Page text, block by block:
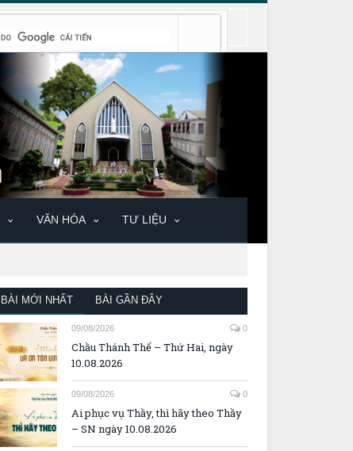
VĂN HÓA TƯ LIỆU
BÀI MỚI NHẤT BÀI GẦN ĐÂY
09/08/2026 0
Chầu Thánh Thể – Thứ Hai, ngày
10.08.2026
09/08/2026 0
Ai phục vụ Thầy, thì hãy theo Thầy
– SN ngày 10.08.2026